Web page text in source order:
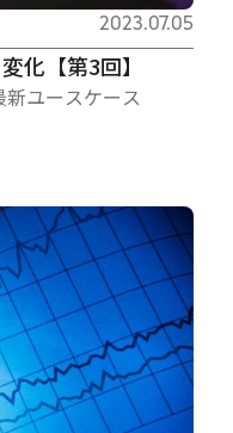
化【第3回】
ユースケース
2023.07.05